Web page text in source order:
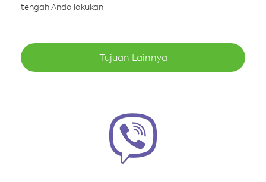
tengah Anda lakukan
Tujuan Lainnya